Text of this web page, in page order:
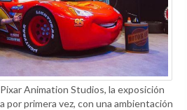
Animation Studios, la exposición
por primera vez, con una ambientación